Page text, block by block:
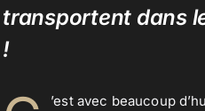
transportent dans
!
’est avec beaucoup